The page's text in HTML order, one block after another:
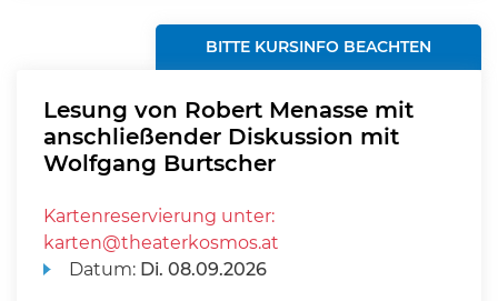
BITTE KURSINFO BEACHTEN
Lesung von Robert Menasse mit
anschließender Diskussion mit
Wolfgang Burtscher
Kartenreservierung unter:
karten@theaterkosmos.at
Datum: Di. 08.09.2026